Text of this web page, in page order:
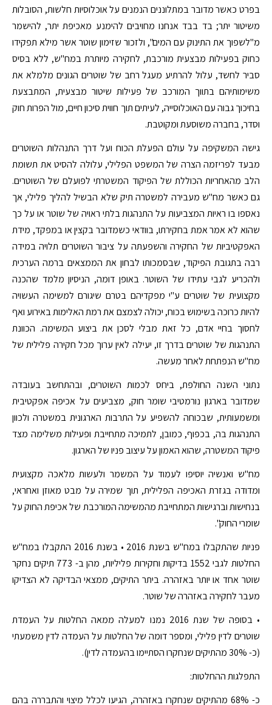
בפרט כאשר מדובר במתלוננים הנמנים על אוכלוסיות חלשות, הסובלות
משיטור יתר; בד בבד אנחנו מחויבים להימנע מאכיפת יתר, להישמר
מ"לשפוך את התינוק עם המים", ולזכור שזימון שוטר אשר מילא תפקידו
כחוק בפעילות מבצעית מורכבת, לחקירה מיותרת במח"ש, ללא בסיס
סביר לחשד, עלול להרתיע מעגל רחב של שוטרים הגונים מלמלא את
משימותיהם בתווך המורכב של פעילות שיטור מבצעית, המתבצעת
בחיכוך גבוה עם האוכלוסייה, לעיתים תוך חווית סיכון חיים, מול הפרות חוק
וסדר, בחברה משוסעת ומקוטבת.
גישה המשקיפה על עולם הפעלת הכוח ועל דרך התנהלות השוטרים
מבעד לפריזמה הצרה של המשפט הפלילי, עלולה להסיט את תשומת
הלב מהאחריות הכוללת של הפיקוד המשטרתי לפועלם של השוטרים.
גם כאשר מח"ש מעבירה למשטרה תיק שלא הבשיל להליך פלילי, אך
נאספו בו ראיות המצביעות על התנהגות בלתי ראויה של שוטר או על כך
שהוא לא אמר אמת בחקירתו, בוודאי כשמדובר בקצין או במפקד, מידת
האפקטיביות של החקירה והשפעתה על ציבור השוטרים תלויה במידה
רבה בתגובת הפיקוד, שבסמכותו לבחון את הממצאים ברמה הערכית
ולהכריע לגבי עתידו של השוטר. באופן דומה, הניסיון מלמד שהכנה
מקצועית של שוטרים ע"י מפקדיהם בטרם שיגורם למשימה העשויה
להיות כרוכה בשימוש בכוח, יכולה לצמצם את רמת האלימות באירוע ואף
לחסוך בחיי אדם, כל זאת מבלי לסכן את ביצוע המשימה. הכוונת
התנהגות של שוטרים בדרך זו, יעילה לאין ערוך מכל חקירה פלילית של
מח"ש הנפתחת לאחר מעשה.
נתוני השנה החולפת, ביחס לכמות השוטרים, ובהתחשב בעובדה
שמדובר בארגון נורמטיבי שומר חוק, מצביעים על אכיפה אפקטיבית
ומשמעותית, שבכוחה להשפיע על התרבות הארגונית במשטרה ולכוון
התנהגות בה, בכפוף, כמובן, לתמיכה מתחייבת ופעילות משלימה מצד
פיקוד המשטרה, שהוא האמון על עיצוב פניו של הארגון.
מח"ש ואנשיה יוסיפו לעמוד על המשמר ולעשות מלאכה מקצועית
ומדודה בגזרת האכיפה הפלילית, תוך שמירה על מבט מאוזן ואחראי,
בנחישות וברגישות המתחייבת מהמשימה המורכבת של אכיפת החוק על
שומרי החוק".
פניות שהתקבלו במח"ש בשנת 2016 • בשנת 2016 התקבלו במח"ש
החלטות לגבי 1552 בדיקות וחקירות פליליות, מהן ב- 773 תיקים נחקר
שוטר אחד או יותר באזהרה. ביתר התיקים, ממצאי הבדיקה לא הצדיקו
מעבר לחקירה באזהרה של שוטר.
• בסופה של שנת 2016 נמנו למעלה ממאה החלטות על העמדת
שוטרים לדין פלילי, ומספר דומה של החלטות על העמדה לדין משמעתי
(כ- 30% מהתיקים שנחקרו הסתיימו בהעמדה לדין).
התפלגות ההחלטות:
כ- 68% מהתיקים שנחקרו באזהרה, הגיעו לכלל מיצוי והתבררה בהם